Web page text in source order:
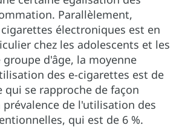
Parallèlement,
électroniques est en
chez les adolescents et les
groupe d'âge, la moyenne
des e-cigarettes est de
qui se rapproche de façon
de l'utilisation des
qui est de 6 %.